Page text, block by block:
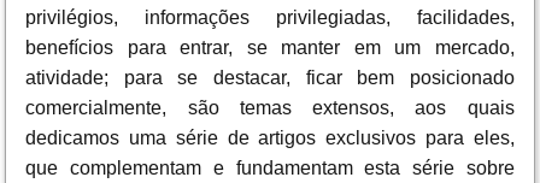
privilégios, informações privilegiadas, facilidades,
benefícios para entrar, se manter em um mercado,
atividade; para se destacar, ficar bem posicionado
comercialmente, são temas extensos, aos quais
dedicamos uma série de artigos exclusivos para eles,
que complementam e fundamentam esta série sobre